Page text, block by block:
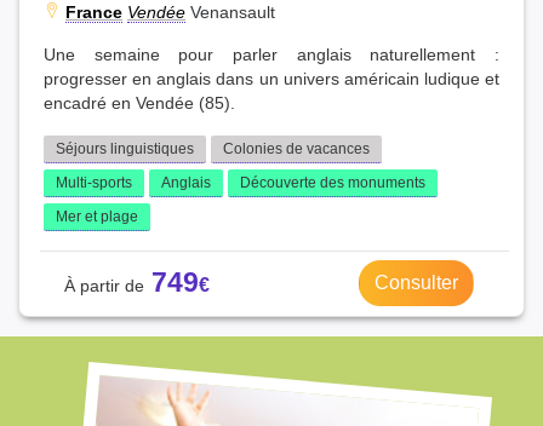
France Vendée Venansault
Une semaine pour parler anglais naturellement :
progresser en anglais dans un univers américain ludique et
encadré en Vendée (85).
Séjours linguistiques
Colonies de vacances
Multi-sports
Anglais
Découverte des monuments
Mer et plage
749 Consulter